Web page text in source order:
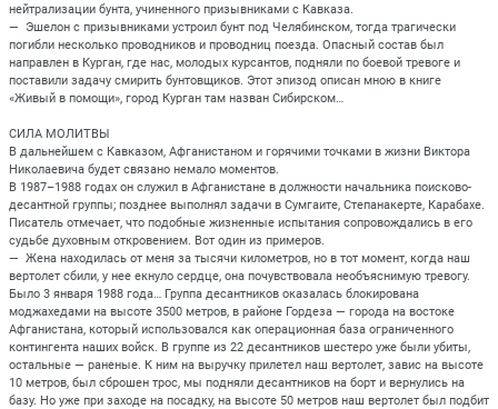
нейтрализации бунта, учиненного призывниками с Кавказа.
— Эшелон с призывниками устроил бунт под Челябинском, тогда трагически
погибли несколько проводников и проводниц поезда. Опасный состав был
направлен в Курган, где нас, молодых курсантов, подняли по боевой тревоге и
поставили задачу смирить бунтовщиков. Этот эпизод описан мною в книге
«Живый в помощи», город Курган там назван Сибирском…
СИЛА МОЛИТВЫ
В дальнейшем с Кавказом, Афганистаном и горячими точками в жизни Виктора
Николаевича будет связано немало моментов.
В 1987–1988 годах он служил в Афганистане в должности начальника поисково-
десантной группы; позднее выполнял задачи в Сумгаите, Степанакерте, Карабахе.
Писатель отмечает, что подобные жизненные испытания сопровождались в его
судьбе духовным откровением. Вот один из примеров.
— Жена находилась от меня за тысячи километров, но в тот момент, когда наш
вертолет сбили, у нее екнуло сердце, она почувствовала необъяснимую тревогу.
Было 3 января 1988 года… Группа десантников оказалась блокирована
моджахедами на высоте 3500 метров, в районе Гордеза — города на востоке
Афганистана, который использовался как операционная база ограниченного
контингента наших войск. В группе из 22 десантников шестеро уже были убиты,
остальные — раненые. К ним на выручку прилетел наш вертолет, завис на высоте
10 метров, был сброшен трос, мы подняли десантников на борт и вернулись на
базу. Но уже при заходе на посадку, на высоте 50 метров наш вертолет был подбит